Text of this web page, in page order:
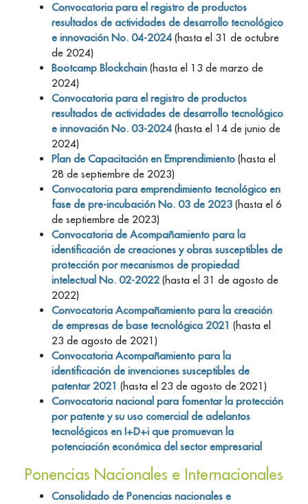
Convocatoria para el registro de productos
resultados de actividades de desarrollo tecnológico
e innovación No. 04-2024(hasta el 31 de octubre
de 2024)
Bootcamp Blockchain(hasta el 13 de marzo de
2024)
Convocatoria para el registro de productos
resultados de actividades de desarrollo tecnológico
e innovación No. 03-2024(hasta el 14 de junio de
2024)
Plan de Capacitación en Emprendimiento(hasta el
28 de septiembre de 2023)
Convocatoria para emprendimiento tecnológico en
fase de pre-incubación No. 03 de 2023(hasta el 6
de septiembre de 2023)
Convocatoria de Acompañamiento para la
identificación de creaciones y obras susceptibles de
protección por mecanismos de propiedad
intelectual No. 02-2022(hasta el 31 de agosto de
2022)
Convocatoria Acompañamiento para la creación
de empresas de base tecnológica 2021 (hasta el
23 de agosto de 2021)
Convocatoria Acompañamiento para la
identificación de invenciones susceptibles de
patentar 2021 (hasta el 23 de agosto de 2021)
Convocatoria nacional para fomentar la protección
por patente y su uso comercial de adelantos
tecnológicos en I+D+i que promuevan la
potenciación económica del sector empresarial
Ponencias Nacionales e Internacionales
Consolidado de Ponencias nacionales e